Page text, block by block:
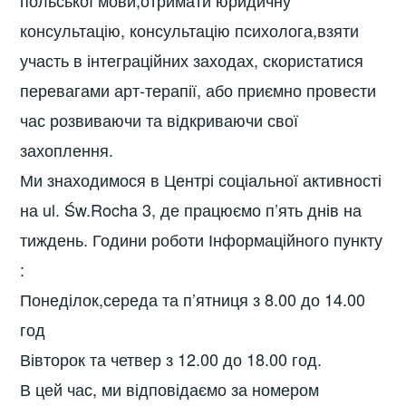
консультацію, консультацію психолога,взяти
участь в інтеграційних заходах, скористатися
перевагами арт-терапії, або приємно провести
час розвиваючи та відкриваючи свої
захоплення.
Ми знаходимося в Центрі соціальної активності
на ul. Św.Rocha 3, де працюємо п’ять днів на
тиждень. Години роботи Інформаційного пункту
:
Понеділок,середа та п’ятниця з 8.00 до 14.00
год
Вівторок та четвер з 12.00 до 18.00 год.
В цей час, ми відповідаємо за номером